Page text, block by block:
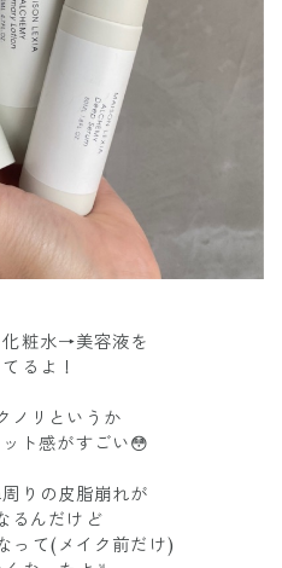
粧水→美容液を
るよ！
ノリというか
ト感がすごい😳
りの皮脂崩れが
るんだけど
って(メイク前だけ)